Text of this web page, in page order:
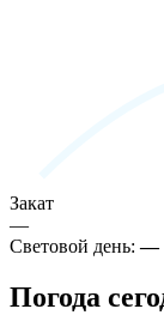
Закат
—
Световой день:—
Погода